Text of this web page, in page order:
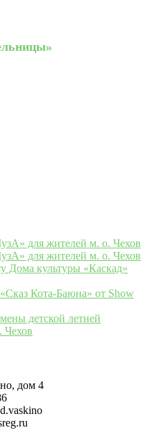
для жителей м. о. Чехов
для жителей м. о. Чехов
Дома культуры «Каскад»
Кота‑Баюна» от Show
детской летней
Чехов
дом 4